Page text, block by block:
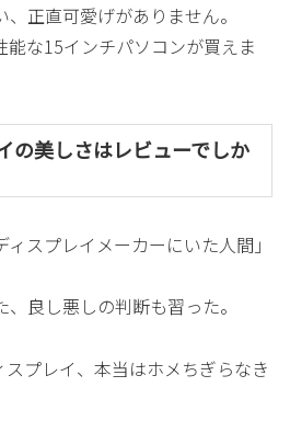
正直可愛げがありません。
な15インチパソコンが買えま
の美しさはレビューでしか
スプレイメーカーにいた人間」
良し悪しの判断も習った。
プレイ、本当はホメちぎらなき